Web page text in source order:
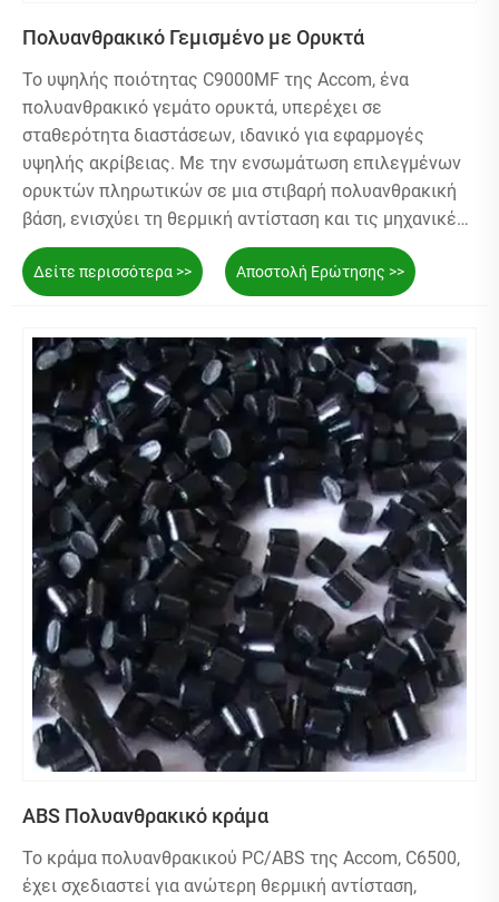
Πολυανθρακικό Γεμισμένο με Ορυκτά
Το υψηλής ποιότητας C9000MF της Accom, ένα
πολυανθρακικό γεμάτο ορυκτά, υπερέχει σε
σταθερότητα διαστάσεων, ιδανικό για εφαρμογές
υψηλής ακρίβειας. Με την ενσωμάτωση επιλεγμένων
ορυκτών πληρωτικών σε μια στιβαρή πολυανθρακική
βάση, ενισχύει τη θερμική αντίσταση και τις μηχανικές
ιδιότητες. Αυτό εξασφαλίζει ελάχιστη διαστολή ή
συστολή υπό αλλαγές θερμοκρασίας, καθοριστικής
σημασίας για την ακεραιότητα των εξαρτημάτων. Το
διατηρώντας παράλληλα την αντοχή στην κρούση,
καθιστώντας το ιδανικό για αυτοκίνητα, ηλεκτρονικά
και κατασκευές. Ο συνδυασμός απόδοσης και
οικονομικής απόδοσης το καθιστά κορυφαία επιλογή
για μηχανικούς και σχεδιαστές.
Δείτε περισσότερα >> Αποστολή Ερώτησης >>
ABS Πολυανθρακικό κράμα
Το κράμα πολυανθρακικού PC/ABS της Accom, C6500,
έχει σχεδιαστεί για ανώτερη θερμική αντίσταση,